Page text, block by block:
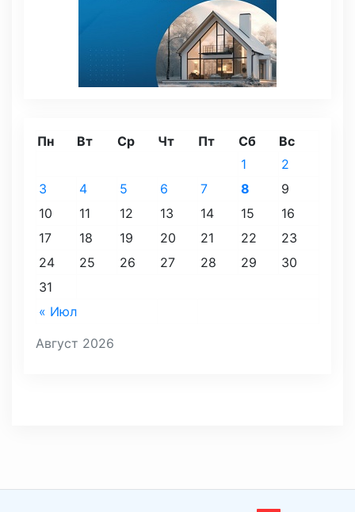
Август 2026
Пн Вт Ср Чт Пт Сб Вс
« Июл
1
2
3
4 5 6 7 8
9
10
11 12 13 14 15
16
17
18 19 20 21 22
23
24
25 26 27 28 29
30
31